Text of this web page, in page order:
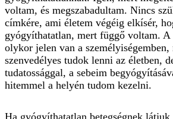
voltam, és megszabadultam. Nincs
címkére, ami életem végéig elkísér,
gyógyíthatatlan, mert függő voltam. A
olykor jelen van a személyiségemben,
szenvedélyes tudok lenni az életben,
tudatossággal, a sebeim
hitemmel a helyén tudom kezelni.